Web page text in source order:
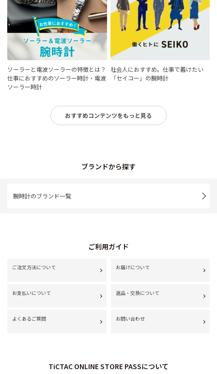
ソーラーと電波ソーラーの特徴とは？
仕事におすすめのソーラー時計・電波
ソーラー時計
社会人におすすめ。仕事で着けたい
「セイコー」の腕時計
おすすめコンテンツをもっと見る
ブランドから探す
腕時計のブランド一覧
ご利用ガイド
ご注文方法について お届けについて
お支払いについて 返品・交換について
よくあるご質問 お問い合わせ
TiCTAC ONLINE STORE PASSについて